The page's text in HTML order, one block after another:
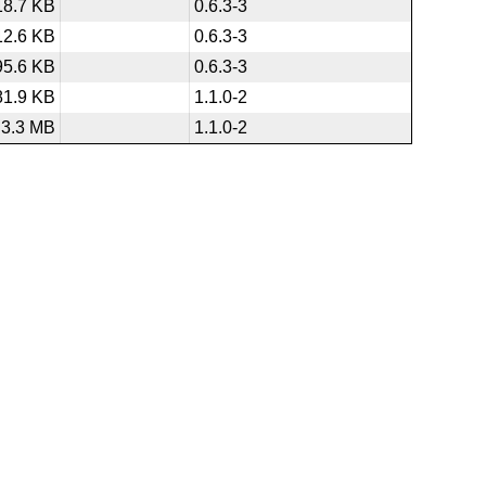
KB
0.6.3-3
KB
0.6.3-3
KB
0.6.3-3
KB
1.1.0-2
3.3 MB 1.1.0-2